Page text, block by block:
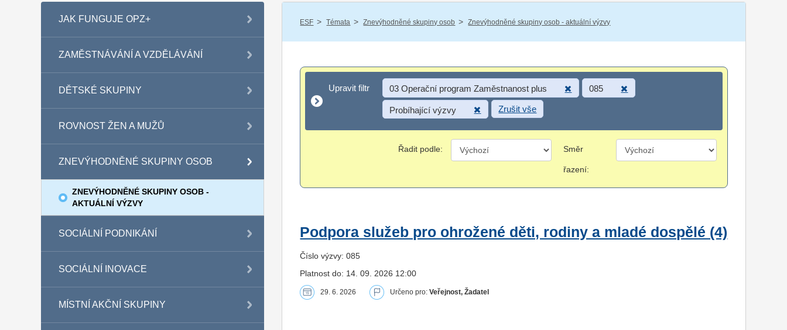
JAK FUNGUJE OPZ+
ZAMĚSTNÁVÁNÍ A VZDĚLÁVÁNÍ
DĚTSKÉ SKUPINY
ROVNOST ŽEN A MUŽŮ
ZNEVÝHODNĚNÉ SKUPINY OSOB
ZNEVÝHODNĚNÉ SKUPINY OSOB -
AKTUÁLNÍ VÝZVY
SOCIÁLNÍ PODNIKÁNÍ
SOCIÁLNÍ INOVACE
MÍSTNÍ AKČNÍ SKUPINY
ESF / Témata / Znevýhodněné skupiny osob / Znevýhodněné skupiny osob - aktuální výzvy
Upravit filtr
Upravit filtr 03 Operační program Zaměstnanost plus 085
Probíhající výzvy Zrušit vše
Řadit podle: Směr
řazení:
Podpora služeb pro ohrožené děti, rodiny a mladé dospělé (4)
Číslo výzvy: 085
Platnost do: 14. 09. 2026 12:00
29. 6. 2026 Určeno pro:Veřejnost, Žadatel